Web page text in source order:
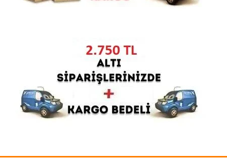
Ürün fiyatı diğer sitelerden daha pahalı.
Gönder